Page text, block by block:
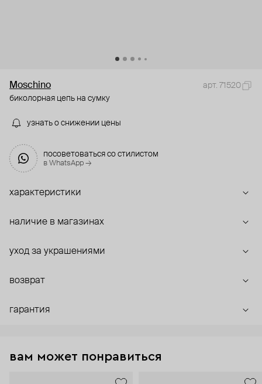
Moschino
арт. 71520
биколорная цепь на сумку
узнать о снижении цены
посоветоваться со стилистом
в WhatsApp →
характеристики
наличие в магазинах
уход за украшениями
возврат
гарантия
вам может понравиться